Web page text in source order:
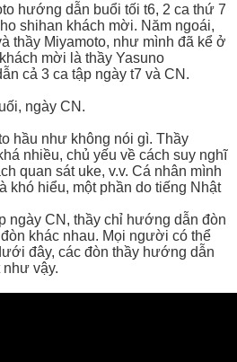
hướng dẫn buổi tối t6, 2 ca thứ 7
shihan khách mời. Năm ngoái,
thầy Miyamoto, như mình đã kể ở
mời là thầy Yasuno
cả 3 ca tập ngày t7 và CN.
ngày CN.
hầu như không nói gì. Thầy
nhiều, chủ yếu về cách suy nghĩ
quan sát uke, v.v. Cá nhân mình
khó hiểu, một phần do tiếng Nhật
ngày CN, thầy chỉ hướng dẫn đòn
khác nhau. Mọi người có thể
đây, các đòn thầy hướng dẫn
như vậy.